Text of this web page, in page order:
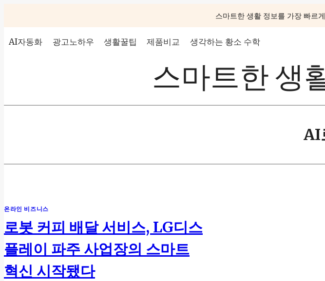
content
스마트한 생활 정보를 가장 빠르
AI자동화 광고노하우 생활꿀팁 제품비교 생각하는 황소 수학
스마트한 생
AI
온라인 비즈니스
로봇 커피 배달 서비스, LG디스
플레이 파주 사업장의 스마트
혁신 시작됐다